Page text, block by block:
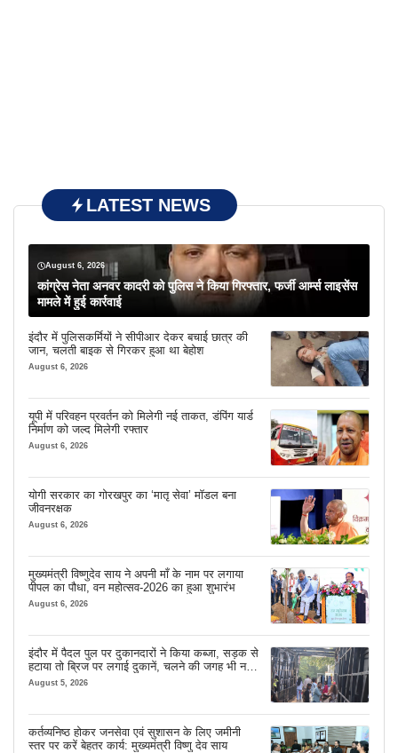
LATEST NEWS
August 6, 2026
कांग्रेस नेता अनवर कादरी को पुलिस ने किया गिरफ्तार, फर्जी आर्म्स लाइसेंस
मामले में हुई कार्रवाई
इंदौर में पुलिसकर्मियों ने सीपीआर देकर बचाई छात्र की
जान, चलती बाइक से गिरकर हुआ था बेहोश
August 6, 2026
यूपी में परिवहन प्रवर्तन को मिलेगी नई ताकत, डंपिंग यार्ड
निर्माण को जल्द मिलेगी रफ्तार
August 6, 2026
योगी सरकार का गोरखपुर का ‘मातृ सेवा’ मॉडल बना
जीवनरक्षक
August 6, 2026
मुख्यमंत्री विष्णुदेव साय ने अपनी माँ के नाम पर लगाया
पीपल का पौधा, वन महोत्सव-2026 का हुआ शुभारंभ
August 6, 2026
इंदौर में पैदल पुल पर दुकानदारों ने किया कब्जा, सड़क से
हटाया तो ब्रिज पर लगाई दुकानें, चलने की जगह भी नहीं
मिल रही
August 5, 2026
कर्तव्यनिष्ठ होकर जनसेवा एवं सुशासन के लिए जमीनी
स्तर पर करें बेहतर कार्य: मुख्यमंत्री विष्णु देव साय